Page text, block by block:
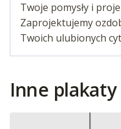
Twoje pomysły i
Zaprojektujemy
Twoich ulubionych
Inne